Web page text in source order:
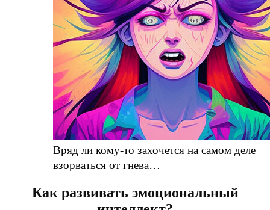
Вряд ли кому-то захочется на самом деле
взорваться от гнева…
Как развивать эмоциональный